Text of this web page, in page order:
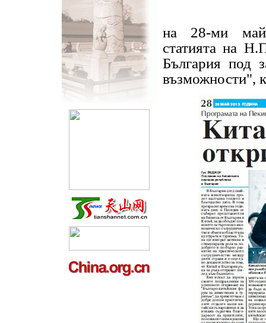
на 28-ми
статията на
България под
възможности",